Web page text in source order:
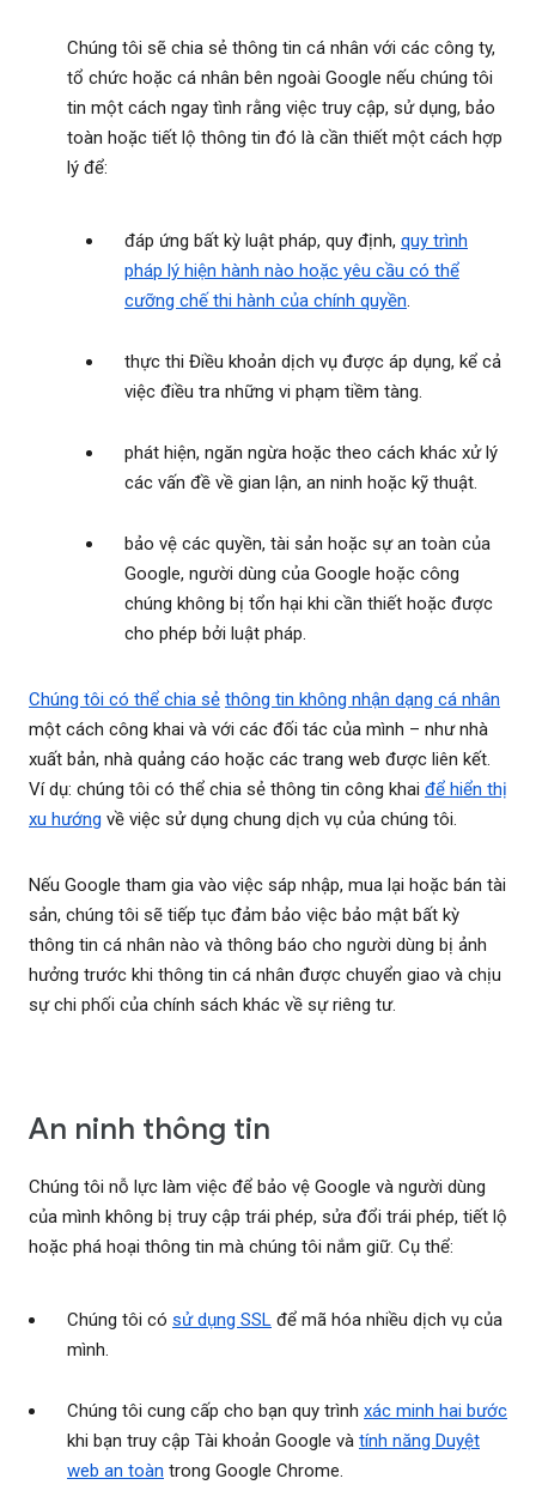
Chúng tôi sẽ chia sẻ thông tin cá nhân với các công ty,
tổ chức hoặc cá nhân bên ngoài Google nếu chúng tôi
tin một cách ngay tình rằng việc truy cập, sử dụng, bảo
toàn hoặc tiết lộ thông tin đó là cần thiết một cách hợp
lý để:
đáp ứng bất kỳ luật pháp, quy định, quy trình
pháp lý hiện hành nào hoặc yêu cầu có thể
cưỡng chế thi hành của chính quyền.
thực thi Điều khoản dịch vụ được áp dụng, kể cả
việc điều tra những vi phạm tiềm tàng.
phát hiện, ngăn ngừa hoặc theo cách khác xử lý
các vấn đề về gian lận, an ninh hoặc kỹ thuật.
bảo vệ các quyền, tài sản hoặc sự an toàn của
Google, người dùng của Google hoặc công
chúng không bị tổn hại khi cần thiết hoặc được
cho phép bởi luật pháp.
Chúng tôi có thể chia sẻ thông tin không nhận dạng cá nhân
một cách công khai và với các đối tác của mình – như nhà
xuất bản, nhà quảng cáo hoặc các trang web được liên kết.
Ví dụ: chúng tôi có thể chia sẻ thông tin công khai để hiển thị
xu hướng về việc sử dụng chung dịch vụ của chúng tôi.
Nếu Google tham gia vào việc sáp nhập, mua lại hoặc bán tài
sản, chúng tôi sẽ tiếp tục đảm bảo việc bảo mật bất kỳ
thông tin cá nhân nào và thông báo cho người dùng bị ảnh
hưởng trước khi thông tin cá nhân được chuyển giao và chịu
sự chi phối của chính sách khác về sự riêng tư.
An ninh thông tin
Chúng tôi nỗ lực làm việc để bảo vệ Google và người dùng
của mình không bị truy cập trái phép, sửa đổi trái phép, tiết lộ
hoặc phá hoại thông tin mà chúng tôi nắm giữ. Cụ thể:
Chúng tôi có sử dụng SSL để mã hóa nhiều dịch vụ của
mình.
Chúng tôi cung cấp cho bạn quy trình xác minh hai bước
khi bạn truy cập Tài khoản Google và tính năng Duyệt
web an toàn trong Google Chrome.